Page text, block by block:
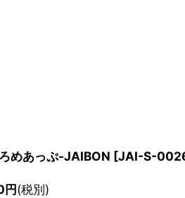
めあっぷ-JAIBON [JAI-S-
円(税別)